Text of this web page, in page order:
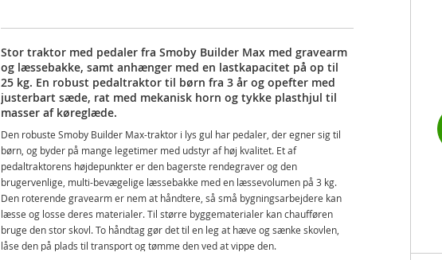
Stor traktor med pedaler fra Smoby Builder Max med gravearm
og læssebakke, samt anhænger med en lastkapacitet på op til
25 kg. En robust pedaltraktor til børn fra 3 år og opefter med
justerbart sæde, rat med mekanisk horn og tykke plasthjul til
masser af køreglæde.
Den robuste Smoby Builder Max-traktor i lys gul har pedaler, der egner sig til
børn, og byder på mange legetimer med udstyr af høj kvalitet. Et af
pedaltraktorens højdepunkter er den bagerste rendegraver og den
brugervenlige, multi-bevægelige læssebakke med en læssevolumen på 3 kg.
Den roterende gravearm er nem at håndtere, så små bygningsarbejdere kan
læsse og losse deres materialer. Til større byggematerialer kan chaufføren
bruge den stor skovl. To håndtag gør det til en leg at hæve og sænke skovlen,
låse den på plads til transport og tømme den ved at vippe den.